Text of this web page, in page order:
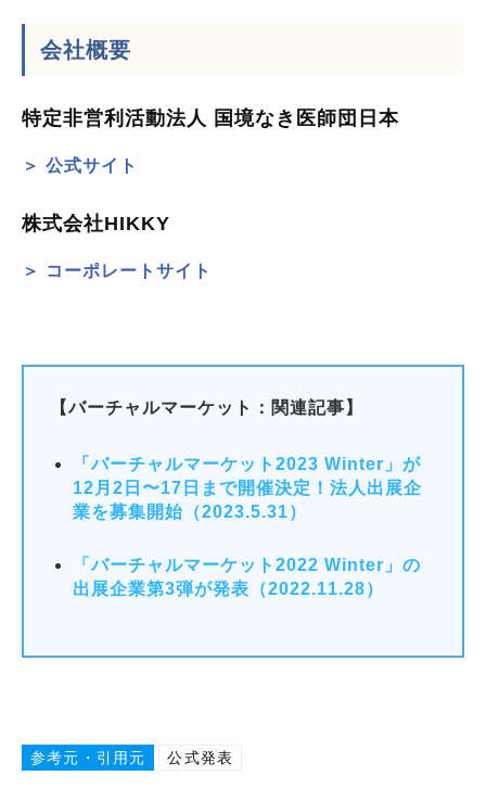
会社概要
特定非営利活動法人 国境なき医師団日本
＞ 公式サイト
株式会社HIKKY
＞ コーポレートサイト
【バーチャルマーケット：関連記事】
「バーチャルマーケット2023 Winter」が
12月2日〜17日まで開催決定！法人出展企
業を募集開始（2023.5.31）
「バーチャルマーケット2022 Winter」の
出展企業第3弾が発表（2022.11.28）
参考元・引用元 公式発表